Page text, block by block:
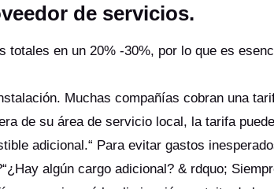
de servicios.
totales en un 20% -30%, por lo que es
Muchas compañías cobran una
de su área de servicio local, la tarifa
adicional.“ Para evitar gastos
algún cargo adicional? & rdquo;